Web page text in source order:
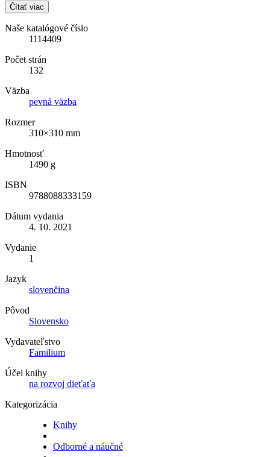
Čítať viac
Naše katalógové číslo
1114409
Počet strán
132
Väzba
pevná väzba
Rozmer
310×310 mm
Hmotnosť
1490 g
ISBN
9788088333159
Dátum vydania
4. 10. 2021
Vydanie
1
Jazyk
slovenčina
Pôvod
Slovensko
Vydavateľstvo
Familium
Účel knihy
na rozvoj dieťaťa
Kategorizácia
Knihy
Odborné a náučné